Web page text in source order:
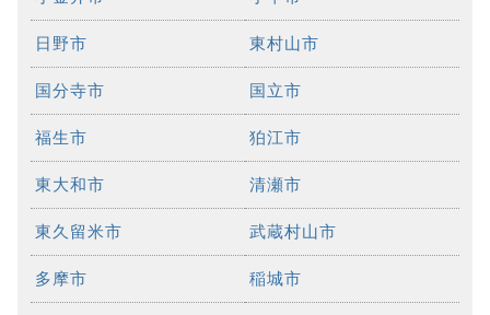
日野市 東村山市
国分寺市 国立市
福生市 狛江市
東大和市 清瀬市
東久留米市 武蔵村山市
多摩市 稲城市